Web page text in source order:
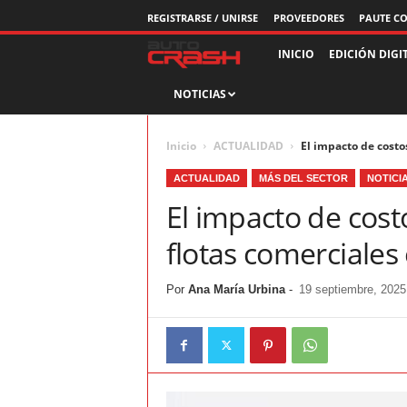
REGISTRARSE / UNIRSE PROVEEDORES PAUTE
i
s
t
a
u
INICIO EDICIÓN
NOTICIAS
Inicio ACTUALIDAD El impacto de
ACTUALIDAD MÁS DEL SECTOR
El impacto de
flotas
Por Ana María Urbina- 19 septiembre, 2025